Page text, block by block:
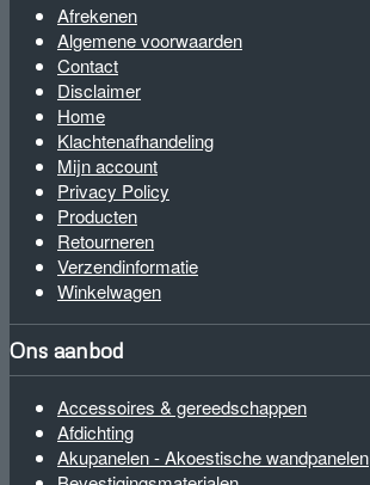
Afrekenen
Algemene voorwaarden
Contact
Disclaimer
Home
Klachtenafhandeling
Mijn account
Privacy Policy
Producten
Retourneren
Verzendinformatie
Winkelwagen
Ons aanbod
Accessoires & gereedschappen
Afdichting
Akupanelen - Akoestische wandpanelen